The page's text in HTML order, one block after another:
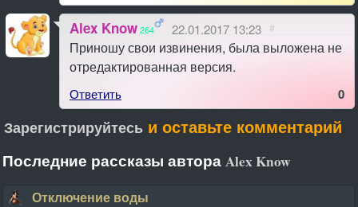
Alex Know264 22.01.2017 13:23 #
Приношу свои извинения, была выложена не
отредактированная версия.
Ответить 0
Зарегистрируйтесь и оставьте комментарий
Последние рассказы автора Alex Know
Отключение воды